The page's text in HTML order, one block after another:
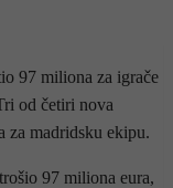
97 miliona za igrače
od četiri nova
za madridsku ekipu.
97 miliona eura,